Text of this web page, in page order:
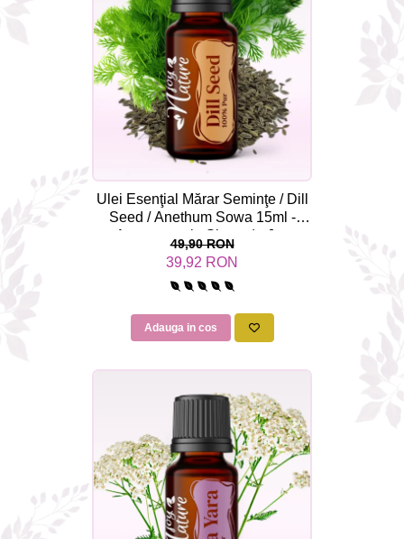
Ulei Esenţial Mărar Seminţe / Dill
Seed / Anethum Sowa 15ml -
Aromaterapie Sigura | nJoy
Nature
49,90 RON
39,92 RON
Adauga in cos